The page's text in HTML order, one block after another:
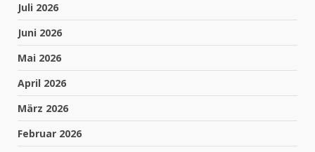
Juli 2026
Juni 2026
Mai 2026
April 2026
März 2026
Februar 2026